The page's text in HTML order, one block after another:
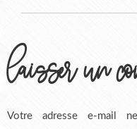
laisser un
Votre adresse e-mail